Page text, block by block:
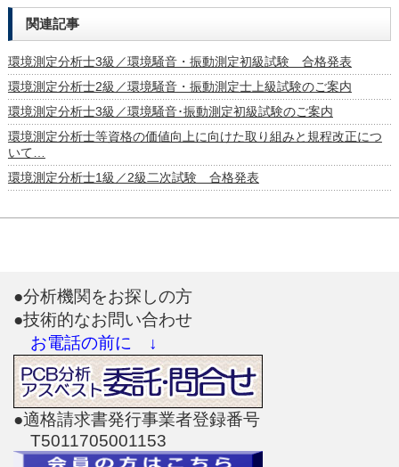
関連記事
環境測定分析士3級／環境騒音・振動測定初級試験 合格発表
環境測定分析士2級／環境騒音・振動測定士上級試験のご案内
環境測定分析士3級／環境騒音･振動測定初級試験のご案内
環境測定分析士等資格の価値向上に向けた取り組みと規程改正につ
いて…
環境測定分析士1級／2級二次試験 合格発表
●分析機関をお探しの方
●技術的なお問い合わせ
お電話の前に ↓
●適格請求書発行事業者登録番号
T5011705001153